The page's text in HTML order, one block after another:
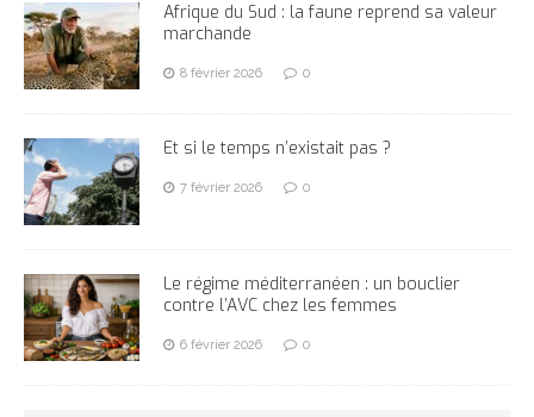
Afrique du Sud : la faune reprend sa valeur
marchande
8 février 2026 0
Et si le temps n’existait pas ?
7 février 2026 0
Le régime méditerranéen : un bouclier
contre l’AVC chez les femmes
6 février 2026 0